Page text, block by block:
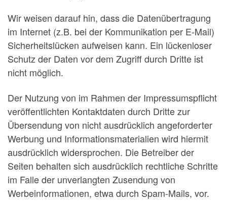
Wir weisen darauf hin, dass die Datenübertragung
im Internet (z.B. bei der Kommunikation per E-Mail)
Sicherheitslücken aufweisen kann. Ein lückenloser
Schutz der Daten vor dem Zugriff durch Dritte ist
nicht möglich.
Der Nutzung von im Rahmen der Impressumspflicht
veröffentlichten Kontaktdaten durch Dritte zur
Übersendung von nicht ausdrücklich angeforderter
Werbung und Informationsmaterialien wird hiermit
ausdrücklich widersprochen. Die Betreiber der
Seiten behalten sich ausdrücklich rechtliche Schritte
im Falle der unverlangten Zusendung von
Werbeinformationen, etwa durch Spam-Mails, vor.